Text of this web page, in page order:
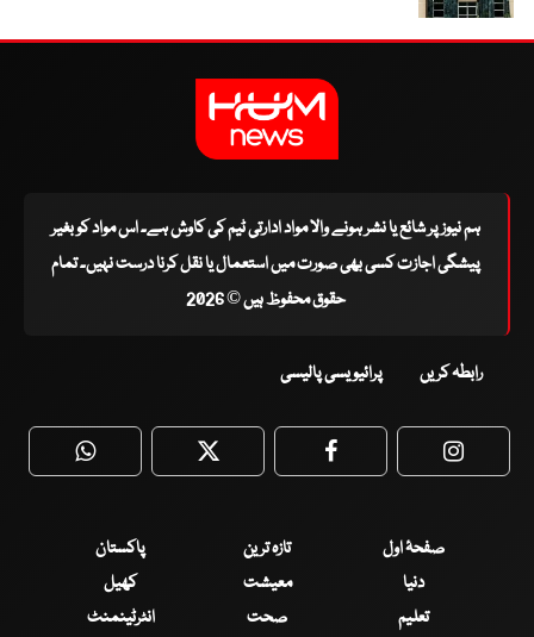
ہم نیوز پر شائع یا نشر ہونے والا مواد ادارتی ٹیم کی کاوش ہے۔ اس مواد کو بغیر
پیشگی اجازت کسی بھی صورت میں استعمال یا نقل کرنا درست نہیں۔ تمام
حقوق محفوظ ہیں © 2026
رابطہ کریں پرائیویسی پالیسی
WhatsApp Twitter Facebook
صفحۂ اول تازہ ترین
پاکستان
دنیا
معیشت
کھیل
تعلیم
صحت
انٹرٹینمنٹ